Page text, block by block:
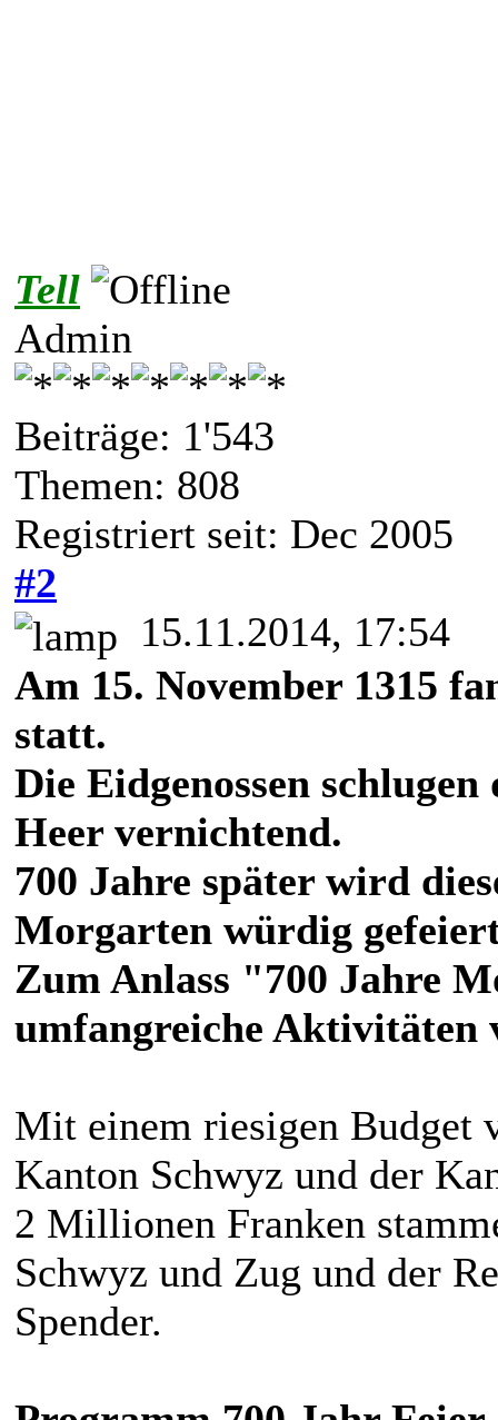
Tell
Admin
Beiträge: 1'543
Themen: 808
Registriert seit: Dec 2005
#2
15.11.2014, 17:54
Am 15. November 1315
statt.
Die Eidgenossen
Heer vernichtend.
700 Jahre später wird
Morgarten würdig
Zum Anlass "700 Jahre
umfangreiche Aktivitäten
Mit einem riesigen Budget
Kanton Schwyz und der
2 Millionen Franken
Schwyz und Zug und der
Spender.